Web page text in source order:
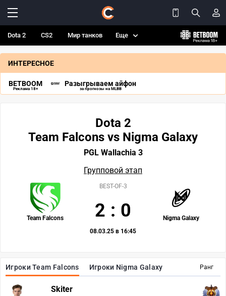
Dota 2 CS2 Мир танков Еще
ИНТЕРЕСНОЕ
BETBOOM
Реклама 18+
Разыгрываем айфон
за прогнозы на MLBB
Ранг
Игроки Team Falcons Игроки Nigma Galaxy
Skiter
Dota 2
Team Falcons vs Nigma Galaxy
PGL Wallachia 3
Групповой этап
Team Falcons Nigma Galaxy
BEST-OF-3
2 : 0
08.03.25 в 16:45